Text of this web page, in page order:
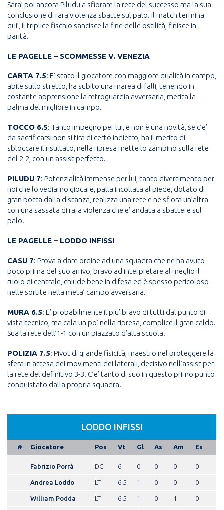
Sara’ poi ancora Piludu a sfiorare la rete del successo ma la sua
conclusione di rara violenza sbatte sul palo. Il match termina
qui’, il triplice fischio sancisce la fine delle ostilità, finisce in
parità.
LE PAGELLE – SCOMMESSE V. VENEZIA
CARTA 7.5: E’ stato il giocatore con maggiore qualità in campo,
abile sullo stretto, ha subito una marea di falli, tenendo in
costante apprensione la retroguardia avversaria, merita la
palma del migliore in campo.
TOCCO 6.5: Tanto impegno per lui, e non è una novità, se c’e’
da sacrificarsi non si tira di certo indietro, ha il merito di
sbloccare il risultato, nella ripresa mette lo zampino sulla rete
del 2-2, con un assist perfetto.
PILUDU 7: Potenzialità immense per lui, tanto divertimento per
noi che lo vediamo giocare, palla incollata al piede, dotato di
gran botta dalla distanza, realizza una rete e ne sfiora un’altra
con una sassata di rara violenza che e’ andata a sbattere sul
palo.
LE PAGELLE – LODDO INFISSI
CASU 7: Prova a dare ordine ad una squadra che ne ha avuto
poco prima del suo arrivo, bravo ad interpretare al meglio il
ruolo di centrale, chiude bene in difesa ed è spesso pericoloso
nelle sortite nella meta’ campo avversaria.
MURA 6.5: E’ probabilmente il piu’ bravo di tutti dal punto di
vista tecnico, ma cala un po’ nella ripresa, complice il gran caldo.
Sua la rete dell’1-1 con un piazzato d’alta scuola.
POLIZIA 7.5: Pivot di grande fisicità, maestro nel proteggere la
sfera in attesa dei movimenti dei laterali, decisivo nell’assist per
la rete del definitivo 3-3. C’e’ tanto di suo in questo primo punto
conquistato dalla propria squadra.
LODDO INFISSI
# Giocatore Pos Vt Gl As Am Es
Fabrizio Porrà DC 6 0 0 0 0
Andrea Loddo LT 6.5 1 0 0 0
William Podda LT 6.5 1 0 1 0